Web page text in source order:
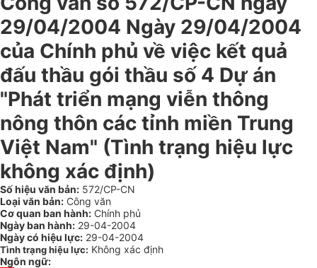
29/04/2004 Ngày 29/04/2004
của Chính phủ về việc kết quả
đấu thầu gói thầu số 4 Dự án
"Phát triển mạng viễn thông
nông thôn các tỉnh miền Trung
Việt Nam" (Tình trạng hiệu lực
không xác định)
Số hiệu văn bản: 572/CP-CN
Loại văn bản: Công văn
Cơ quan ban hành: Chính phủ
Ngày ban hành: 29-04-2004
Ngày có hiệu lực: 29-04-2004
Tình trạng hiệu lực: Không xác định
Ngôn ngữ: